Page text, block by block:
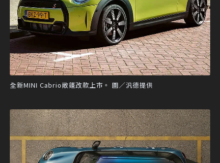
全新MINI Cabrio敞篷改款上市。 圖／汎德提供